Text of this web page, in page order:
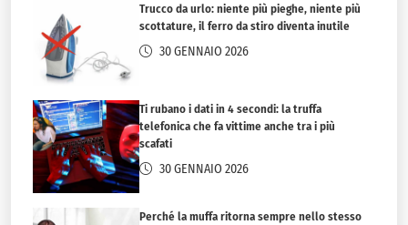
Trucco da urlo: niente più pieghe, niente più
scottature, il ferro da stiro diventa inutile
30 GENNAIO 2026
Ti rubano i dati in 4 secondi: la truffa
telefonica che fa vittime anche tra i più
scafati
30 GENNAIO 2026
Perché la muffa ritorna sempre nello stesso